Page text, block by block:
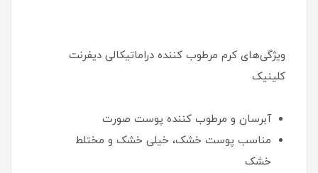
ویژگی‌های کرم مرطوب کننده دراماتیکالی دیفرنت
کلینیک
آبرسان و مرطوب کننده پوست صورت
مناسب پوست خشک، خیلی خشک و مختلط
خشک